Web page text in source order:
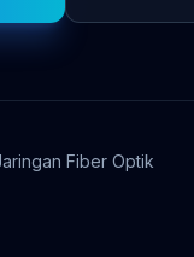
Fiber Optik